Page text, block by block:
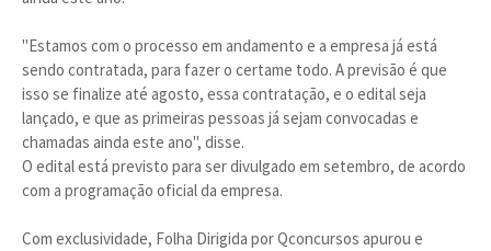
"Estamos com o processo em andamento e a empresa já está
sendo contratada, para fazer o certame todo. A previsão é que
isso se finalize até agosto, essa contratação, e o edital seja
lançado, e que as primeiras pessoas já sejam convocadas e
chamadas ainda este ano", disse.
O edital está previsto para ser divulgado em setembro, de acordo
com a programação oficial da empresa.
Com exclusividade, Folha Dirigida por Qconcursos apurou e